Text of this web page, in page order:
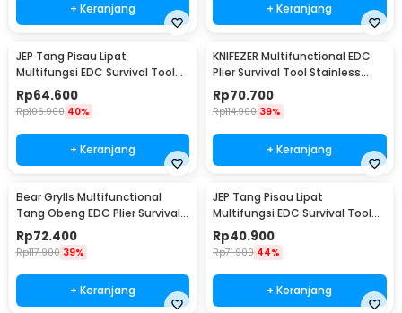
+ Keranjang + Keranjang
JEP Tang Pisau Lipat
Multifungsi EDC Survival Tool
Stainless Steel - MPA22S
Rp64.600
Rp106.900 40%
+ Keranjang
KNIFEZER Multifunctional EDC
Plier Survival Tool Stainless
Steel - MPA21
Rp70.700
Rp114.900 39%
+ Keranjang
Bear Grylls Multifunctional
Tang Obeng EDC Plier Survival
Tool - MPA19
Rp72.400
Rp117.900 39%
+ Keranjang
JEP Tang Pisau Lipat
Multifungsi EDC Survival Tool
Stainless Steel - MPA13
Rp40.900
Rp71.900 44%
+ Keranjang